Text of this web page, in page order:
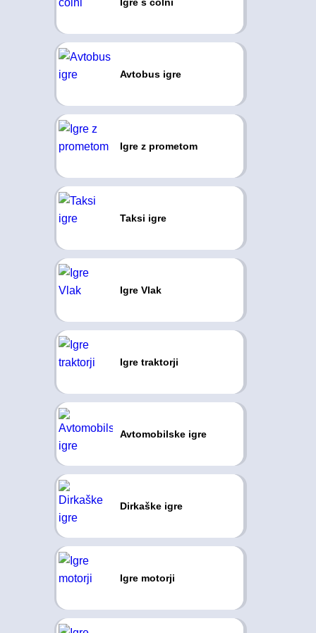
Avtobus igre
Igre z prometom
Taksi igre
Igre Vlak
Igre traktorji
Avtomobilske igre
Dirkaške igre
Igre motorji